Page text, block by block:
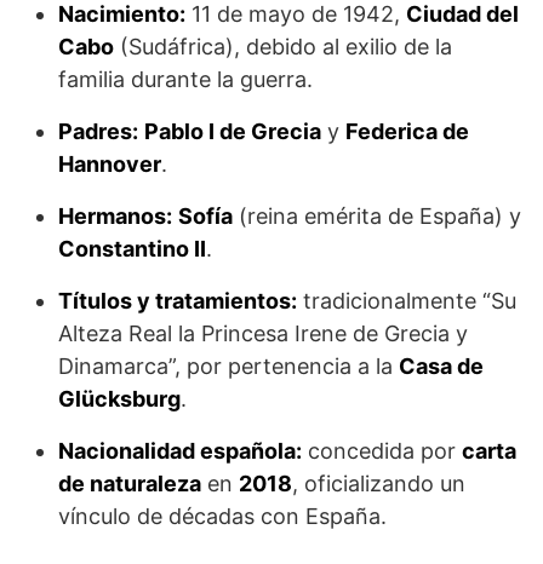
Nacimiento: 11 de mayo de 1942, Ciudad del
Cabo (Sudáfrica), debido al exilio de la
familia durante la guerra.
Padres: Pablo I de Grecia y Federica de
Hannover.
Hermanos: Sofía (reina emérita de España) y
Constantino II.
Títulos y tratamientos: tradicionalmente “Su
Alteza Real la Princesa Irene de Grecia y
Dinamarca”, por pertenencia a la Casa de
Glücksburg.
Nacionalidad española: concedida por carta
de naturaleza en 2018, oficializando un
vínculo de décadas con España.